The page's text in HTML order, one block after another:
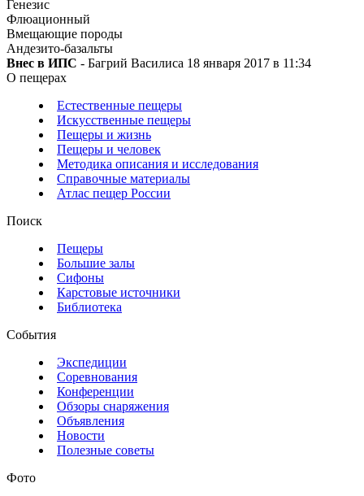
Генезис
Флюационный
Вмещающие породы
Андезито-базальты
Внес в ИПС - Багрий Василиса 18 января 2017 в 11:34
О пещерах
Естественные пещеры
Искусственные пещеры
Пещеры и жизнь
Пещеры и человек
Методика описания и исследования
Справочные материалы
Атлас пещер России
Поиск
Пещеры
Большие залы
Сифоны
Карстовые источники
Библиотека
События
Экспедиции
Соревнования
Конференции
Обзоры снаряжения
Объявления
Новости
Полезные советы
Фото